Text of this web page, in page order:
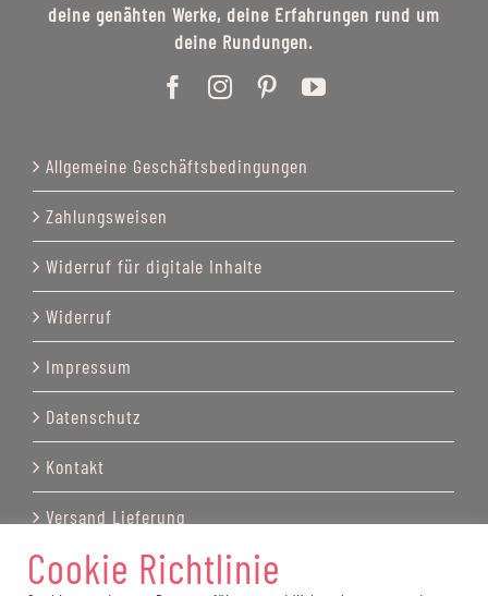
deine genähten Werke, deine Erfahrungen rund um
deine Rundungen.
Allgemeine Geschäftsbedingungen
Zahlungsweisen
Widerruf für digitale Inhalte
Widerruf
Impressum
Datenschutz
Kontakt
Versand Lieferung
Cookie Richtlinie